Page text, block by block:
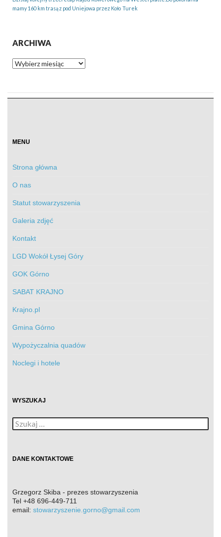
mamy 160 km trasą z pod Uniejowa przez Koło Turek
ARCHIWA
Archiwa
MENU
Strona główna
O nas
Statut stowarzyszenia
Galeria zdjęć
Kontakt
LGD Wokół Łysej Góry
GOK Górno
SABAT KRAJNO
Krajno.pl
Gmina Górno
Wypożyczalnia quadów
Noclegi i hotele
WYSZUKAJ
Szukaj:
DANE KONTAKTOWE
Grzegorz Skiba - prezes stowarzyszenia
Tel +48 696-449-711
email: stowarzyszenie.gorno@gmail.com